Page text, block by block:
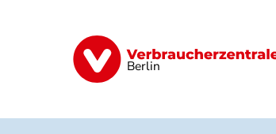
Berlin
Finanzen Digitales